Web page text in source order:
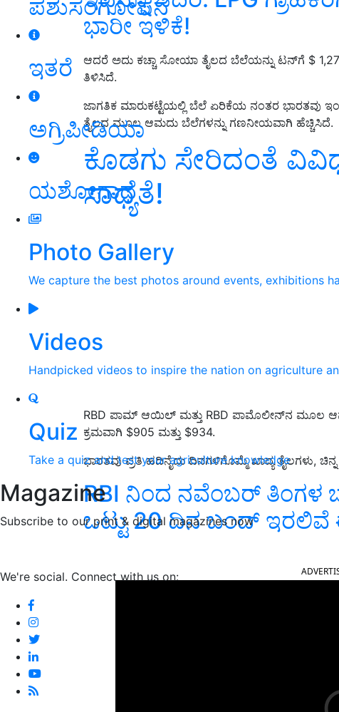
ಪಶುಸಂಗೋಪನೆ
ಇತರೆ
ಅಗ್ರಿಪೀಡಿಯಾ
ಯಶೋಗಾಥೆ
Photo Gallery
We capture the best photos around events, exhibitions
Videos
Handpicked videos to inspire the nation on agriculture
Quiz
Take a quiz and test your agriculture knowledge
Magazine
Subscribe to our print & digital magazines now
We're social. Connect with us on:
ಭಾರೀ ಇಳಿಕೆ!
ಆದರೆ ಅದು ಕಚ್ಚಾ ಸೋಯಾ ತೈಲದ ಬೆಲೆಯನ್ನು ಟನ್‌ಗೆ $
ತಿಳಿಸಿದೆ.
ಜಾಗತಿಕ ಮಾರುಕಟ್ಟೆಯಲ್ಲಿ ಬೆಲೆ ಏರಿಕೆಯ ನಂತರ ಭಾರತವು
ತೈಲದ ಮೂಲ ಆಮದು ಬೆಲೆಗಳನ್ನು ಗಣನೀಯವಾಗಿ ಹೆಚ್ಚಿಸಿದೆ.
ಕೊಡಗು ಸೇರಿದಂತೆ
ಸಾಧ್ಯತೆ!
RBD ಪಾಮ್ ಆಯಿಲ್ ಮತ್ತು RBD ಪಾಮೊಲೀನ್‌ನ ಮೂಲ
ಕ್ರಮವಾಗಿ $905 ಮತ್ತು $934.
ಭಾರತವು ಪ್ರತಿ ಹದಿನೈದು ದಿನಗಳಿಗೊಮ್ಮೆ ಖಾದ್ಯ ತೈಲಗಳು,
RBI ನಿಂದ ನವೆಂಬರ್ ತಿಂಗಳ
ಒಟ್ಟು 20 ದಿನ ಬಂದ್‌ ಇರಲಿವೆ